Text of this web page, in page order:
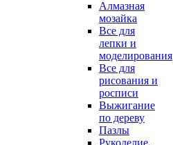
Алмазная
мозайка
Все для
лепки и
моделирования
Все для
рисования и
росписи
Выжигание
по дереву
Пазлы